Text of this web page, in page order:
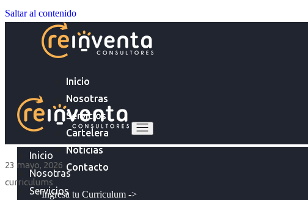
Saltar al contenido
Inicio
Nosotras
Servicios
Cartelera
Noticias
Contacto
Ingresa tu Curriculum ->
Inicio
Nosotras
Servicios
23 mayo, 2026
curriculums